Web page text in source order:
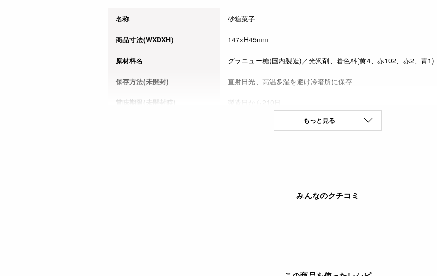
名称 砂糖菓子
商品寸法(WXDXH) 147×H45mm
原材料名 グラニュー糖(国内製造)／光沢剤、着色料(黄4、赤102、赤2、青1)
保存方法(未開封) 直射日光、高温多湿を避け冷暗所に保存
賞味期限(未開封時)
製造日から210日
コンタミネーション
* 本品加工所では小麦・乳成分・卵・そば・落花生・えび・かに
(100g当たり) エネルギー 399kcal たんぱく質 0g 脂質 0.1g 炭
もっと見る
みんなのクチコミ